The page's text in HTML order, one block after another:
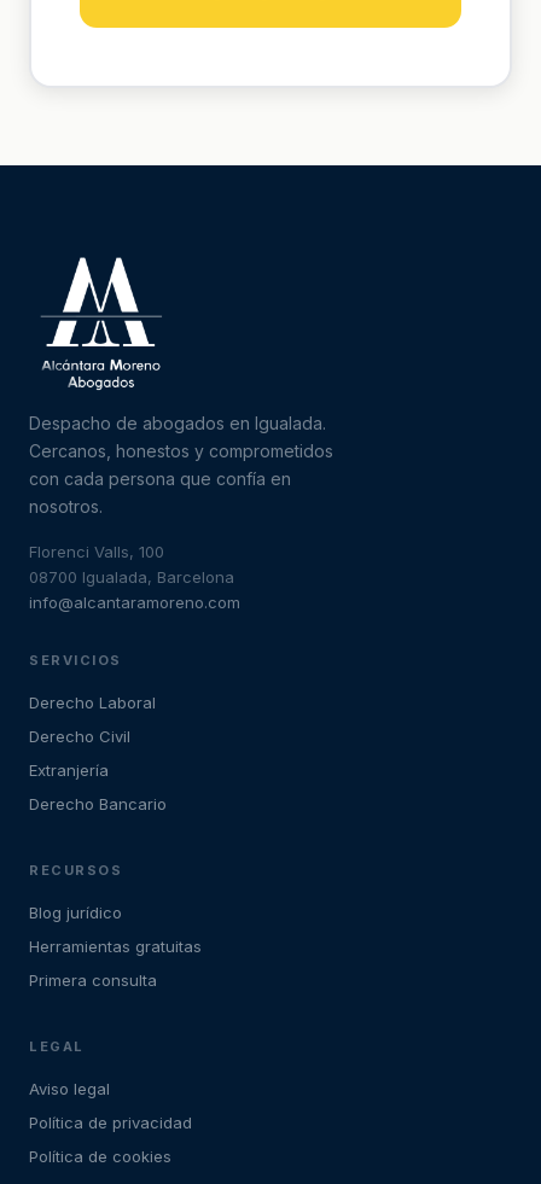
Despacho de abogados en Igualada.
Cercanos, honestos y comprometidos
con cada persona que confía en
nosotros.
Florenci Valls, 100
08700 Igualada, Barcelona
info@alcantaramoreno.com
SERVICIOS
Derecho Laboral
Derecho Civil
Extranjería
Derecho Bancario
RECURSOS
Blog jurídico
Herramientas gratuitas
Primera consulta
LEGAL
Aviso legal
Política de privacidad
Política de cookies